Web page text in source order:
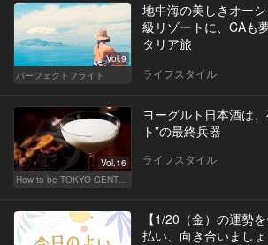
Vol.9
パーフェクトフライト
地中海の美しきオー
級リゾートに、CAも
タリア旅
ライフスタイル
Vol.16
How to be TOKYO GENTS 東京人よ、紳士たれ！
ヨーグルト日本酒は
ト”の最終兵器
ライフスタイル
【1/20（金）の運勢
払い、向き合いましょ